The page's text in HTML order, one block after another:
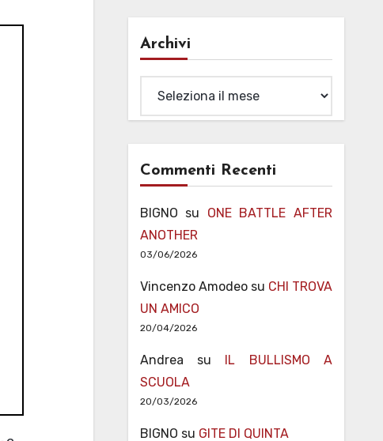
Archivi
Commenti Recenti
BIGNO su ONE BATTLE AFTER
ANOTHER
03/06/2026
Vincenzo Amodeosu CHI TROVA
UN AMICO
20/04/2026
Andrea su
IL BULLISMO A
SCUOLA
20/03/2026
BIGNO su GITE DI QUINTA